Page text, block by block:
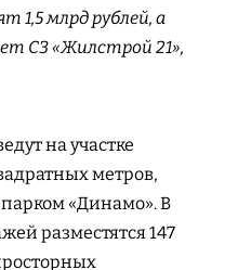
1,5 млрд рублей, а
СЗ «Жилстрой 21»,
на участке
метров,
«Динамо». В
разместятся 147